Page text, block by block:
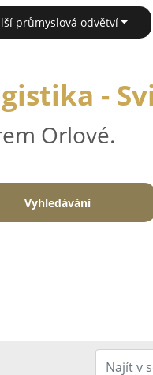
průmyslová odvětví
-
Orlové.
Vyhledávání